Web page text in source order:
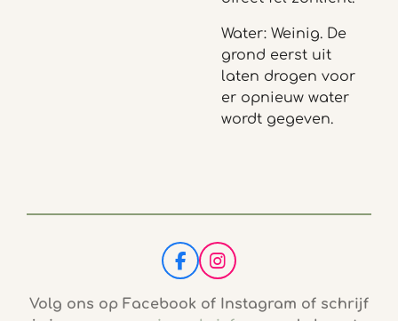
Water: Weinig. De
grond eerst uit
laten drogen voor
er opnieuw water
wordt gegeven.
F
a
c
I
n
s
Volg ons op Facebook of Instagram of schrijf